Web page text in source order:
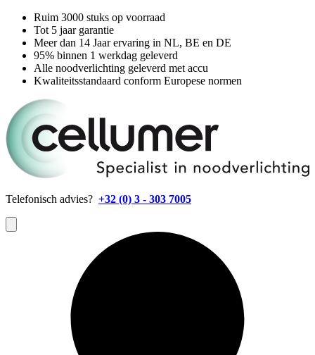
Ruim 3000 stuks op voorraad
Tot 5 jaar garantie
Meer dan 14 Jaar ervaring in NL, BE en DE
95% binnen 1 werkdag geleverd
Alle noodverlichting geleverd met accu
Kwaliteitsstandaard conform Europese normen
Telefonisch advies? +32 (0) 3 - 303 7005